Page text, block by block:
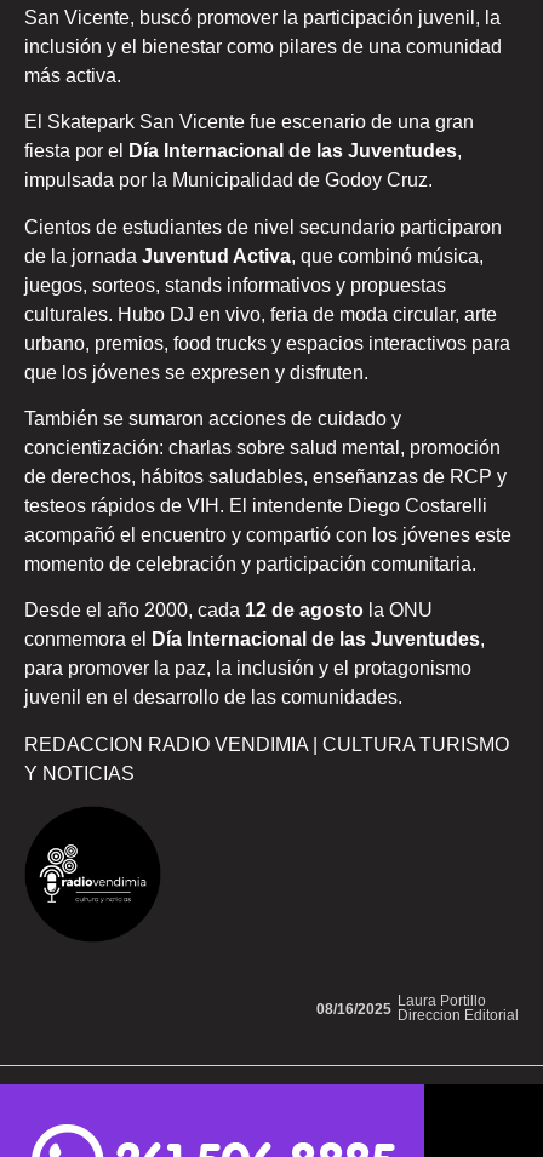
San Vicente, buscó promover la participación juvenil, la
inclusión y el bienestar como pilares de una comunidad
más activa.
El Skatepark San Vicente fue escenario de una gran
fiesta por el
Día Internacional de las Juventudes,
impulsada por la Municipalidad de Godoy Cruz.
Cientos de estudiantes de nivel secundario participaron
de la jornada Juventud Activa, que combinó música,
juegos, sorteos, stands informativos y propuestas
culturales. Hubo DJ en vivo, feria de moda circular, arte
urbano, premios, food trucks y espacios interactivos para
que los jóvenes se expresen y disfruten.
También se sumaron acciones de cuidado y
concientización: charlas sobre salud mental, promoción
de derechos, hábitos saludables, enseñanzas de RCP y
testeos rápidos de VIH. El intendente Diego Costarelli
acompañó el encuentro y compartió con los jóvenes este
momento de celebración y participación comunitaria.
Desde el año 2000, cada 12 de agosto la ONU
conmemora el
Día Internacional de las Juventudes,
para promover la paz, la inclusión y el protagonismo
juvenil en el desarrollo de las comunidades.
REDACCION RADIO VENDIMIA | CULTURA TURISMO
Y NOTICIAS
Laura Portillo
Direccion Editorial
08/16/2025